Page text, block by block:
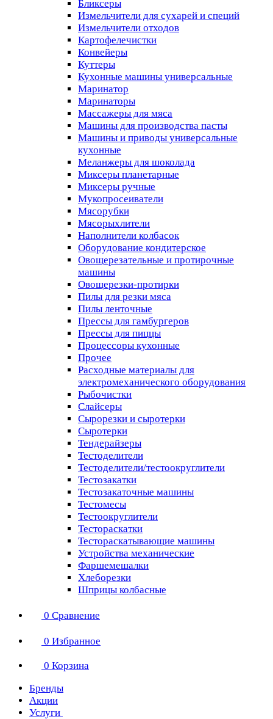
Бликсеры
Измельчители для сухарей и специй
Измельчители отходов
Картофелечистки
Конвейеры
Куттеры
Кухонные машины универсальные
Маринатор
Маринаторы
Массажеры для мяса
Машины для производства пасты
Машины и приводы универсальные
кухонные
Меланжеры для шоколада
Миксеры планетарные
Миксеры ручные
Мукопросеиватели
Мясорубки
Мясорыхлители
Наполнители колбасок
Оборудование кондитерское
Овощерезательные и протирочные
машины
Овощерезки-протирки
Пилы для резки мяса
Пилы ленточные
Прессы для гамбургеров
Прессы для пиццы
Процессоры кухонные
Прочее
Расходные материалы для
электромеханического оборудования
Рыбочистки
Слайсеры
Сырорезки и сыротерки
Сыротерки
Тендерайзеры
Тестоделители
Тестоделители/тестоокруглители
Тестозакатки
Тестозакаточные машины
Тестомесы
Тестоокруглители
Тестораскатки
Тестораскатывающие машины
Устройства механические
Фаршемешалки
Хлеборезки
Шприцы колбасные
0 Сравнение
0 Избранное
0 Корзина
Бренды
Акции
Услуги